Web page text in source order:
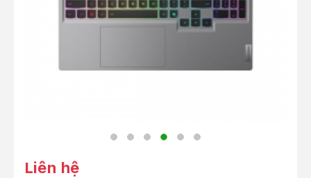
Liên hệ